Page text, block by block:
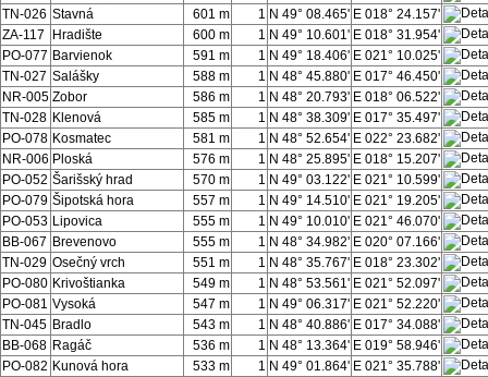
TN-026 Stavná 601 m 1 N 49° 08.465' E 018° 24.157'
ZA-117
Hradište 600 m 1 N 49° 10.601' E 018° 31.954'
PO-077 Barvienok 591 m 1 N 49° 18.406' E 021° 10.025'
TN-027 Salášky 588 m 1 N 48° 45.880' E 017° 46.450'
NR-005 Zobor 586 m 1 N 48° 20.793' E 018° 06.522'
TN-028 Klenová 585 m 1 N 48° 38.309' E 017° 35.497'
PO-078 Kosmatec 581 m 1 N 48° 52.654' E 022° 23.682'
NR-006 Ploská 576 m 1 N 48° 25.895' E 018° 15.207'
PO-052 Šarišský hrad 570 m 1 N 49° 03.122' E 021° 10.599'
PO-079 Šipotská hora 557 m 1 N 49° 14.510' E 021° 19.205'
PO-053 Lipovica 555 m 1 N 49° 10.010' E 021° 46.070'
BB-067 Brevenovo 555 m 1 N 48° 34.982' E 020° 07.166'
TN-029 Osečný vrch 551 m 1 N 48° 35.767' E 018° 23.302'
PO-080 Krivoštianka 549 m 1 N 48° 53.561' E 021° 52.097'
PO-081 Vysoká 547 m 1 N 49° 06.317' E 021° 52.220'
TN-045 Bradlo 543 m 1 N 48° 40.886' E 017° 34.088'
BB-068 Ragáč 536 m 1 N 48° 13.364' E 019° 58.946'
PO-082 Kunová hora 533 m 1 N 49° 01.864' E 021° 35.788'